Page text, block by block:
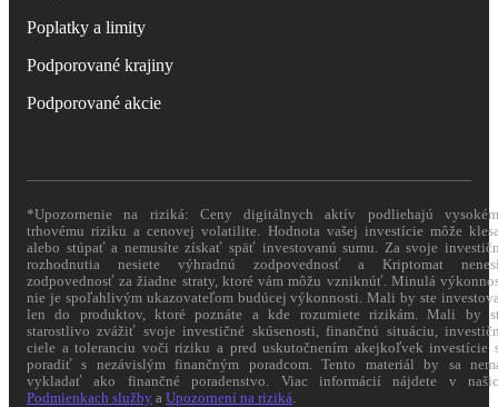
Poplatky a limity
Podporované krajiny
Podporované akcie
*Upozornenie na riziká: Ceny digitálnych aktív podliehajú
trhovému riziku a cenovej volatilite. Hodnota vašej investície môže
alebo stúpať a nemusíte získať späť investovanú sumu. Za svoje
rozhodnutia nesiete výhradnú zodpovednosť a Kriptomat
zodpovednosť za žiadne straty, ktoré vám môžu vzniknúť. Minulá
nie je spoľahlivým ukazovateľom budúcej výkonnosti. Mali by ste
len do produktov, ktoré poznáte a kde rozumiete rizikám. Mali by
starostlivo zvážiť svoje investičné skúsenosti, finančnú situáciu,
ciele a toleranciu voči riziku a pred uskutočnením akejkoľvek investície
poradiť s nezávislým finančným poradcom. Tento materiál by sa
vykladať ako finančné poradenstvo. Viac informácií nájdete v
Podmienkach služby a Upozornení na riziká